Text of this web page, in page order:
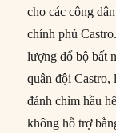
cho các công
chính phủ
lượng đổ bộ bất
quân đội Castro,
đánh chìm hầu
không hỗ trợ